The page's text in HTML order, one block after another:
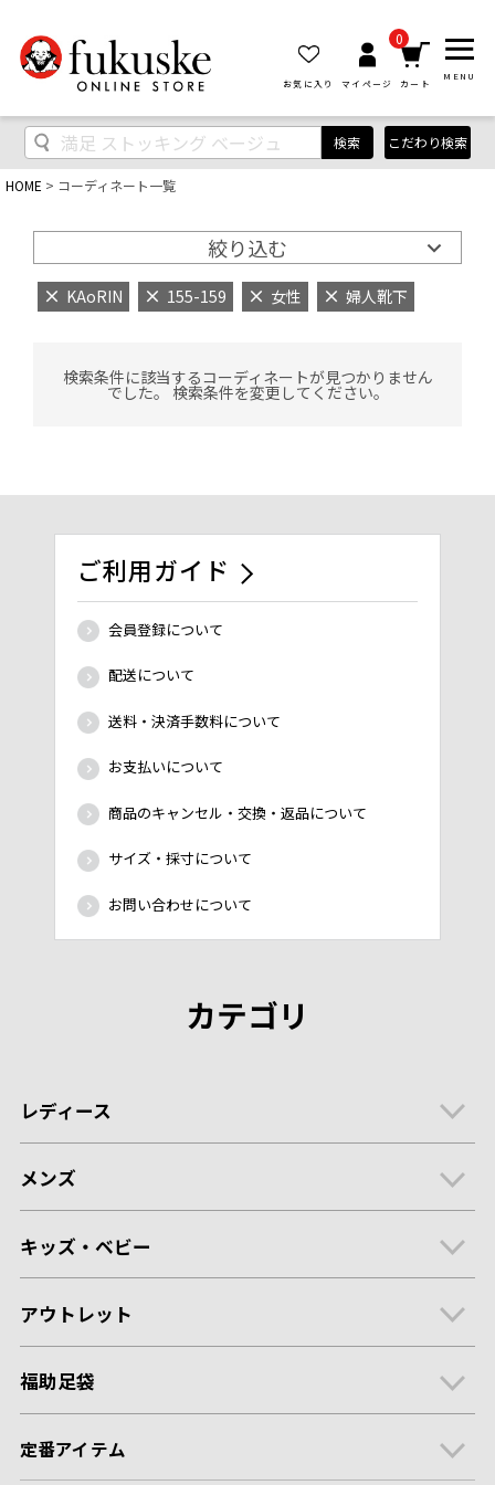
お気に入り マイページ
0
カート
MENU
検索 こだわり検索
HOME コーディネート一覧
絞り込む
KAoRIN 155-159 女性 婦人靴下
検索条件に該当するコーディネートが見つかりません
でした。 検索条件を変更してください。
ご利用ガイド
会員登録について
配送について
送料・決済手数料について
お支払いについて
商品のキャンセル・交換・返品について
サイズ・採寸について
お問い合わせについて
カテゴリ
レディース
メンズ
キッズ・ベビー
アウトレット
福助足袋
定番アイテム